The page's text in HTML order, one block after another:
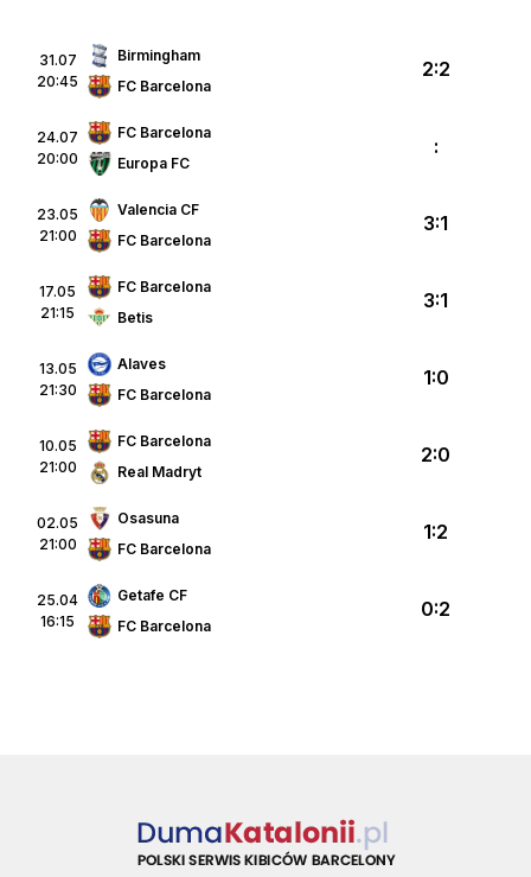
31.07
20:45
Birmingham
FC Barcelona
2:2
24.07
20:00
FC Barcelona
Europa FC
:
23.05
21:00
Valencia CF
FC Barcelona
3:1
17.05
21:15
FC Barcelona
Betis
3:1
13.05
21:30
Alaves
FC Barcelona
1:0
10.05
21:00
FC Barcelona
Real Madryt
2:0
02.05
21:00
Osasuna
FC Barcelona
1:2
25.04
16:15
Getafe CF
FC Barcelona
0:2